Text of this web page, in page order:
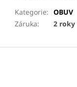
Kategorie: OBUV
Záruka: 2 roky
Z